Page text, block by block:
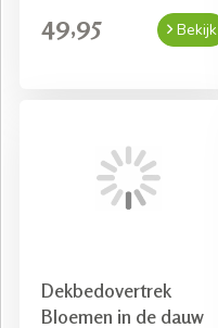
49,95 Bekijk
Dekbedovertrek
Bloemen in de dauw